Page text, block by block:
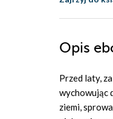
Opis
Przed laty,
wychowując
ziemi,